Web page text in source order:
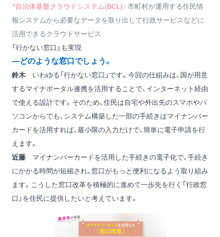
*自治体基盤クラウドシステム(BCL) : 市町村が運用する住民情
報システムから必要なデータを取り出して行政サービスなどに
活用できるクラウドサービス
「行かない窓口」も実現
―どのような窓口でしょう。
鈴木 いわゆる「行かない窓口」です。今回の仕組みは、国が用意
するマイナポータル連携を活用することで、インターネット経由
で使える設計です。そのため、住民は自宅や外出先のスマホやパ
ソコンからでも、システム構築した一部の手続きはマイナンバー
カードを活用すれば、最小限の入力だけで、簡単に電子申請を行
えます。
近藤 マイナンバーカードを活用した手続きの電子化で、手続き
にかかる時間が短縮され、窓口がもっと便利になるよう取り組み
ます。こうした窓口改革を積極的に進めて一歩先を行く「行政窓
口」を住民に提供したいと考えています。